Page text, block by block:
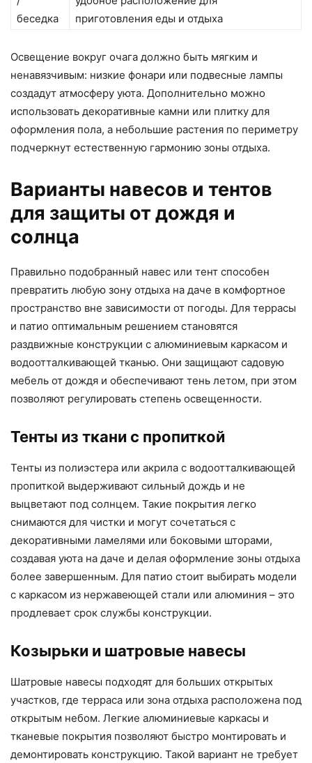
беседка
приготовления еды и отдыха
Освещение вокруг очага должно быть мягким и
ненавязчивым: низкие фонари или подвесные лампы
создадут атмосферу уюта. Дополнительно можно
использовать декоративные камни или плитку для
оформления пола, а небольшие растения по периметру
подчеркнут естественную гармонию зоны отдыха.
Варианты навесов и тентов
для защиты от дождя и
солнца
Правильно подобранный навес или тент способен
превратить любую зону отдыха на даче в комфортное
пространство вне зависимости от погоды. Для террасы
и патио оптимальным решением становятся
раздвижные конструкции с алюминиевым каркасом и
водоотталкивающей тканью. Они защищают садовую
мебель от дождя и обеспечивают тень летом, при этом
позволяют регулировать степень освещенности.
Тенты из ткани с пропиткой
Тенты из полиэстера или акрила с водоотталкивающей
пропиткой выдерживают сильный дождь и не
выцветают под солнцем. Такие покрытия легко
снимаются для чистки и могут сочетаться с
декоративными ламелями или боковыми шторами,
создавая уюта на даче и делая оформление зоны отдыха
более завершенным. Для патио стоит выбирать модели
с каркасом из нержавеющей стали или алюминия – это
продлевает срок службы конструкции.
Козырьки и шатровые навесы
Шатровые навесы подходят для больших открытых
участков, где терраса или зона отдыха расположена под
открытым небом. Легкие алюминиевые каркасы и
тканевые покрытия позволяют быстро монтировать и
демонтировать конструкцию. Такой вариант не требует